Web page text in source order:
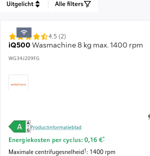
Uitgelicht Alle filters
iQ500 Wasmachine 8 kg max. 1400 rpm
WG34J209FG
4.5 (2)
Productinformatieblad
Energiekosten per cyclus: 0,16 €Voetnoot *: Schatting
*
Maximale centrifugesnelheid Voetnoot 1: De maximale
1: 1400 rpm